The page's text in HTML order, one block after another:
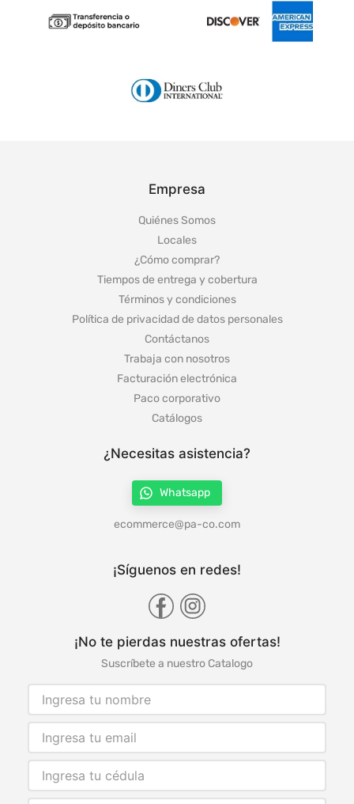
Empresa
Quiénes Somos
Locales
¿Cómo comprar?
Tiempos de entrega y cobertura
Términos y condiciones
Política de privacidad de datos personales
Contáctanos
Trabaja con nosotros
Facturación electrónica
Paco corporativo
Catálogos
¿Necesitas asistencia?
Whatsapp
ecommerce@pa-co.com
¡Síguenos en redes!
¡No te pierdas nuestras ofertas!
Suscríbete a nuestro Catalogo